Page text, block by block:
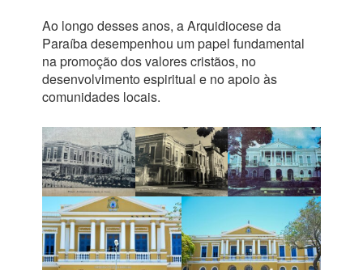
Ao longo desses anos, a Arquidiocese da
Paraíba desempenhou um papel fundamental
na promoção dos valores cristãos, no
desenvolvimento espiritual e no apoio às
comunidades locais.